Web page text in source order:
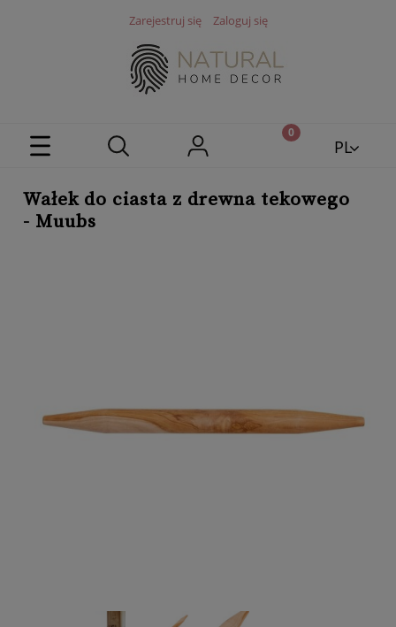
Zarejestruj się Zaloguj się
PL
Wałek do ciasta z drewna tekowego
- Muubs